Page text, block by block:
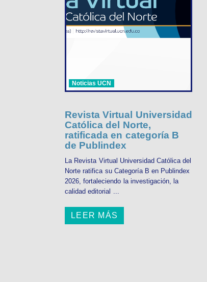
Noticias UCN
Revista Virtual Universidad
Católica del Norte,
ratificada en categoría B
de Publindex
La Revista Virtual Universidad Católica del
Norte ratifica su Categoría B en Publindex
2026, fortaleciendo la investigación, la
calidad editorial ...
LEER MÁS